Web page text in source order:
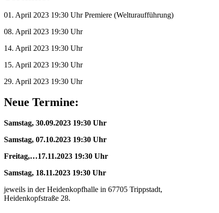
01. April 2023 19:30 Uhr Premiere (Welturaufführung)
08. April 2023 19:30 Uhr
14. April 2023 19:30 Uhr
15. April 2023 19:30 Uhr
29. April 2023 19:30 Uhr
Neue Termine:
Samstag, 30.09.2023 19:30 Uhr
Samstag, 07.10.2023 19:30 Uhr
Freitag,…17.11.2023 19:30 Uhr
Samstag, 18.11.2023 19:30 Uhr
jeweils in der Heidenkopfhalle in 67705 Trippstadt,
Heidenkopfstraße 28.